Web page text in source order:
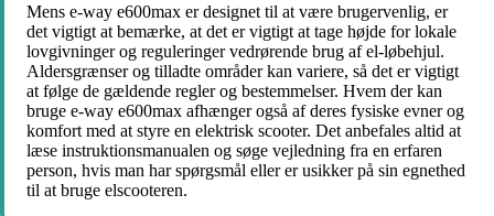
Mens e-way e600max er designet til at være brugervenlig, er
det vigtigt at bemærke, at det er vigtigt at tage højde for lokale
lovgivninger og reguleringer vedrørende brug af el-løbehjul.
Aldersgrænser og tilladte områder kan variere, så det er vigtigt
at følge de gældende regler og bestemmelser. Hvem der kan
bruge e-way e600max afhænger også af deres fysiske evner og
komfort med at styre en elektrisk scooter. Det anbefales altid at
læse instruktionsmanualen og søge vejledning fra en erfaren
person, hvis man har spørgsmål eller er usikker på sin egnethed
til at bruge elscooteren.